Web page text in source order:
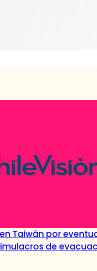
en Taiwán por
de